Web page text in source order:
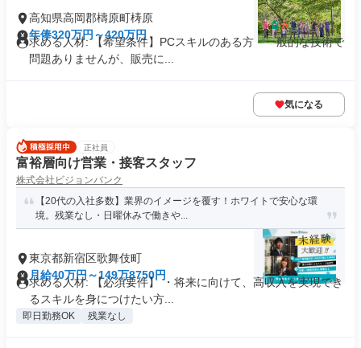
高知県高岡郡檮原町梼原
年俸320万円～420万円
求める人材: 【希望条件】PCスキルのある方 一般的な技術で
問題ありませんが、販売に...
気になる
正社員
富裕層向け営業・接客スタッフ
株式会社ビジョンバンク
【20代の入社多数】業界のイメージを覆す！ホワイトで安心な環
境。残業なし・日曜休みで働きや...
東京都新宿区歌舞伎町
月給40万円～149万8750円
求める人材: 【必須要件】 ・将来に向けて、高収入を実現でき
るスキルを身につけたい方...
即日勤務OK 残業なし